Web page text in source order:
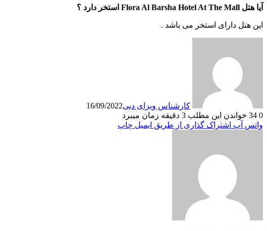
آیا هتل Flora Al Barsha Hotel At The Mall استخر دارد ؟
این هتل دارای استخر می باشد .
کارشناس ویزای دبی16/09/2022
0
خواندن این مطلب 3 دقیقه زمان میبرد
واتس آپ اشتراک گذاری از طریق ایمیل چاپ